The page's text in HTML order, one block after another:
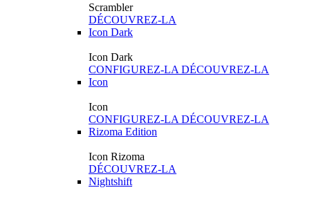
Scrambler
DÉCOUVREZ-LA
Icon Dark
Icon Dark
CONFIGUREZ-LA DÉCOUVREZ-LA
Icon
Icon
CONFIGUREZ-LA DÉCOUVREZ-LA
Rizoma Edition
Icon Rizoma
DÉCOUVREZ-LA
Nightshift